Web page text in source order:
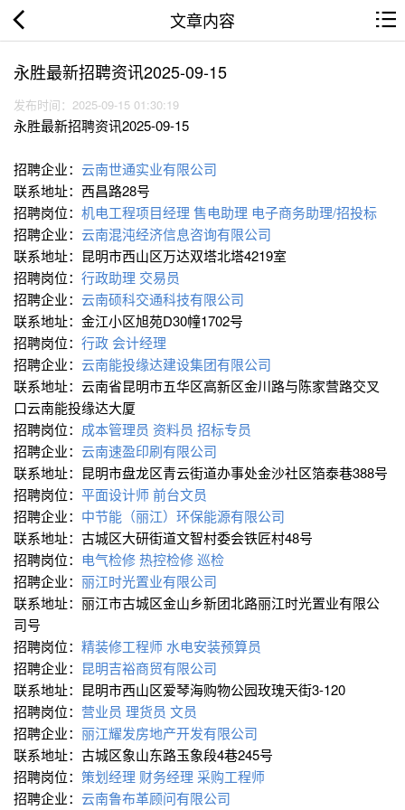
文章内容
永胜最新招聘资讯2025-09-15
发布时间：2025-09-15 01:30:19
永胜最新招聘资讯2025-09-15
招聘企业： 云南世通实业有限公司
联系地址：西昌路28号
招聘岗位： 机电工程项目经理 售电助理 电子商务助理/招投标
招聘企业： 云南混沌经济信息咨询有限公司
联系地址：昆明市西山区万达双塔北塔4219室
招聘岗位： 行政助理 交易员
招聘企业： 云南硕科交通科技有限公司
联系地址：金江小区旭苑D30幢1702号
招聘岗位： 行政会计经理
招聘企业： 云南能投缘达建设集团有限公司
联系地址：云南省昆明市五华区高新区金川路与陈家营路交叉
口云南能投缘达大厦
招聘岗位： 成本管理员 资料员 招标专员
招聘企业： 云南速盈印刷有限公司
联系地址：昆明市盘龙区青云街道办事处金沙社区箔泰巷388号
招聘岗位： 平面设计师前台文员
招聘企业： 中节能（丽江）环保能源有限公司
联系地址：古城区大研街道文智村委会铁匠村48号
招聘岗位： 电气检修热控检修巡检
招聘企业： 丽江时光置业有限公司
联系地址：丽江市古城区金山乡新团北路丽江时光置业有限公
司号
招聘岗位： 精装修工程师 水电安装预算员
招聘企业： 昆明吉裕商贸有限公司
联系地址：昆明市西山区爱琴海购物公园玫瑰天街3-120
招聘岗位： 营业员 理货员 文员
招聘企业： 丽江耀发房地产开发有限公司
联系地址：古城区象山东路玉象段4巷245号
招聘岗位： 策划经理 财务经理 采购工程师
招聘企业： 云南鲁布革顾问有限公司